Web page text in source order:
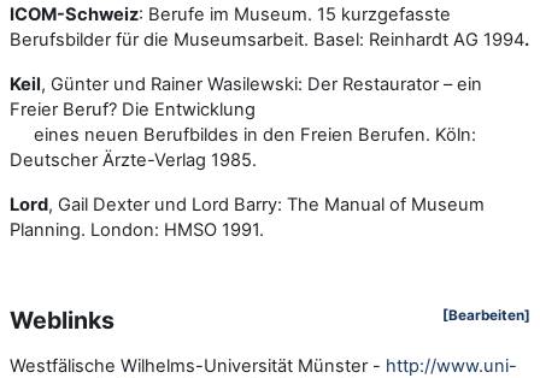
ICOM-Schweiz: Berufe im Museum. 15 kurzgefasste
Berufsbilder für die Museumsarbeit. Basel: Reinhardt AG 1994.
Keil, Günter und Rainer Wasilewski: Der Restaurator – ein
Freier Beruf? Die Entwicklung
eines neuen Berufbildes in den Freien Berufen. Köln:
Deutscher Ärzte-Verlag 1985.
Lord, Gail Dexter und Lord Barry: The Manual of Museum
Planning. London: HMSO 1991.
Weblinks [Bearbeiten]
Westfälische Wilhelms-Universität Münster - http://www.uni-